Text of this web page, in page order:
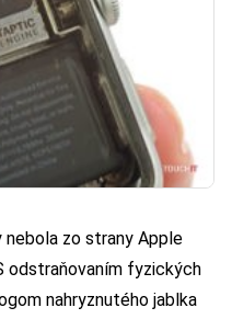
nebola zo strany Apple
odstraňovaním fyzických
nahryznutého jablka